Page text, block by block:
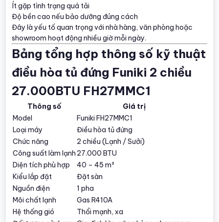
Ít gặp tình trạng quá tải
Độ bền cao nếu bảo dưỡng đúng cách
Đây là yếu tố quan trọng với nhà hàng, văn phòng hoặc
showroom hoạt động nhiều giờ mỗi ngày.
Bảng tổng hợp thông số kỹ thuật
điều hòa tủ đứng Funiki 2 chiều
27.000BTU FH27MMC1
Thông số
Giá trị
Model
Funiki FH27MMC1
Loại máy
Điều hòa tủ đứng
Chức năng
2 chiều (Lạnh / Sưởi)
Công suất làm lạnh 27.000 BTU
Diện tích phù hợp
40 – 45 m²
Kiểu lắp đặt
Đặt sàn
Nguồn điện
1 pha
Môi chất lạnh
Gas R410A
Hệ thống gió
Thổi mạnh, xa